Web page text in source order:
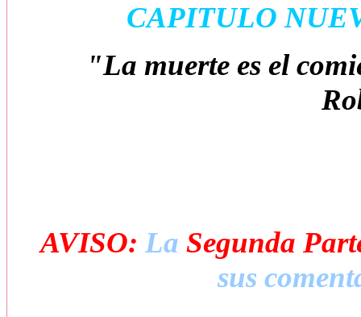
CAPITULO
"La muerte es el
AVISO: La Segunda
sus